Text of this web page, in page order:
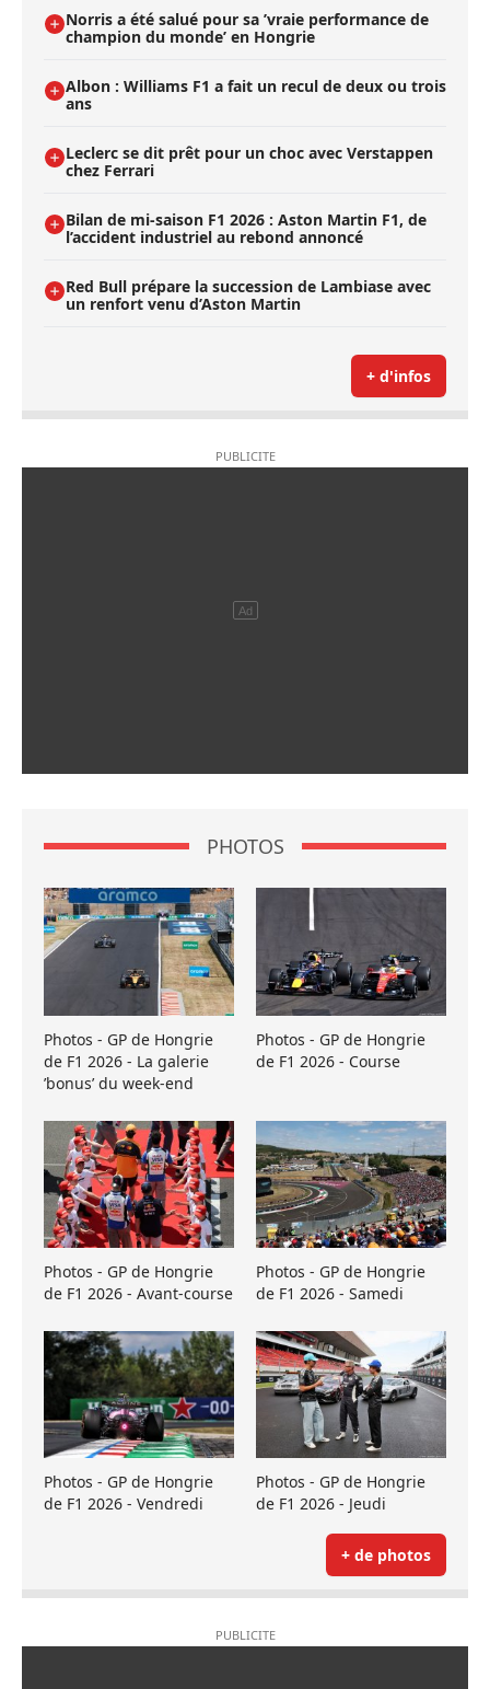
Norris a été salué pour sa ’vraie performance de
champion du monde’ en Hongrie
Albon : Williams F1 a fait un recul de deux ou trois
ans
Leclerc se dit prêt pour un choc avec Verstappen
chez Ferrari
Bilan de mi-saison F1 2026 : Aston Martin F1, de
l’accident industriel au rebond annoncé
Red Bull prépare la succession de Lambiase avec
un renfort venu d’Aston Martin
+ d'infos
PHOTOS
Photos - GP de Hongrie
de F1 2026 - La galerie
’bonus’ du week-end
Photos - GP de Hongrie
de F1 2026 - Course
Photos - GP de Hongrie
de F1 2026 - Avant-course
Photos - GP de Hongrie
de F1 2026 - Samedi
Photos - GP de Hongrie
de F1 2026 - Vendredi
Photos - GP de Hongrie
de F1 2026 - Jeudi
+ de photos